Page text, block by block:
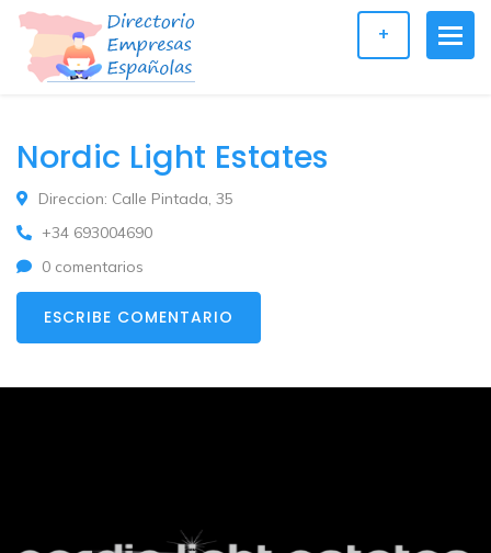
+
Nordic Light Estates
Direccion: Calle Pintada, 35
+34 693004690
0 comentarios
ESCRIBE COMENTARIO